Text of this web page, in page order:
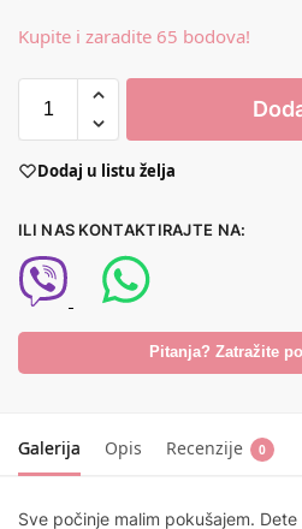
Kupite i zaradite 65 bodova!
Dodaj u listu želja
ILI NAS KONTAKTIRAJTE NA:
Pitanja? Zatražite
Galerija Opis Recenzije 0
Sve počinje malim pokušajem.